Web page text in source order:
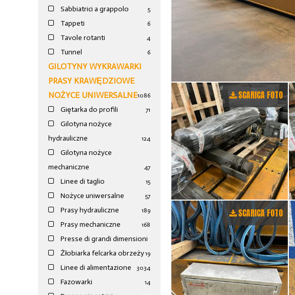
Sabbiatrici a grappolo 5
Tappeti 6
Tavole rotanti 4
Tunnel 6
GILOTYNY WYKRAWARKI
PRASY KRAWĘDZIOWE
NOŻYCE UNIWERSALNE1086
Giętarka do profili 71
Gilotyna nożyce
hydrauliczne
124
Gilotyna nożyce
mechaniczne
47
Linee di taglio 15
Nożyce uniwersalne 57
Prasy hydrauliczne 189
Prasy mechaniczne 168
Presse di grandi dimensioni
19
Żłobiarka felcarka obrzeży
34
Linee di alimentazione 30
Fazowarki 14
SCARICA FOTO
SCARICA FOTO